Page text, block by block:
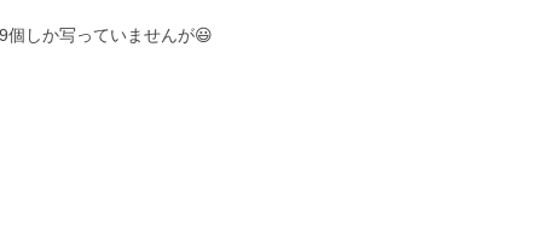
個しか写っていませんが😃